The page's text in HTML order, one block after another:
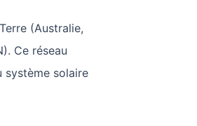
(Australie,
Ce réseau
système solaire